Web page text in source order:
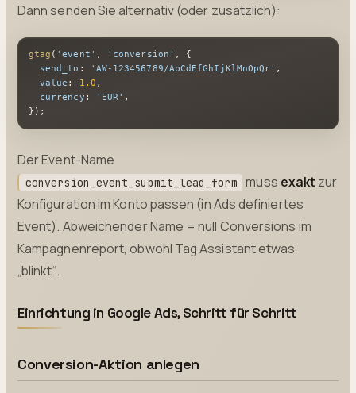
Dann senden Sie alternativ (oder zusätzlich):
gtag ( 'event' , 'conversion' , {
send_to : 'AW-123456789/AbCdEfGhIjKlMnOpQr' ,
value : 1.0 ,
currency : 'EUR' ,
});
Der Event-Name
conversion_event_submit_lead_form muss exakt zur
Konfiguration im Konto passen (in Ads definiertes
Event). Abweichender Name = null Conversions im
Kampagnenreport, obwohl Tag Assistant etwas
„blinkt“.
Einrichtung in Google Ads, Schritt für Schritt
Conversion-Aktion anlegen